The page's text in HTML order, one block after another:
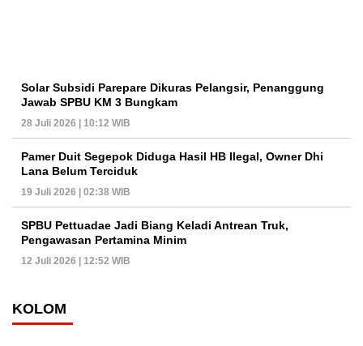
Solar Subsidi Parepare Dikuras Pelangsir, Penanggung
Jawab SPBU KM 3 Bungkam
28 Juli 2026 | 10:12 WIB
Pamer Duit Segepok Diduga Hasil HB Ilegal, Owner Dhi
Lana Belum Terciduk
19 Juli 2026 | 02:38 WIB
SPBU Pettuadae Jadi Biang Keladi Antrean Truk,
Pengawasan Pertamina Minim
12 Juli 2026 | 12:52 WIB
KOLOM